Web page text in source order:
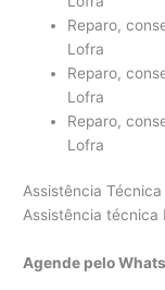
Reparo,
Lofra
Reparo,
Lofra
Reparo,
Lofra
Assistência
Assistência técnica
Agende pelo